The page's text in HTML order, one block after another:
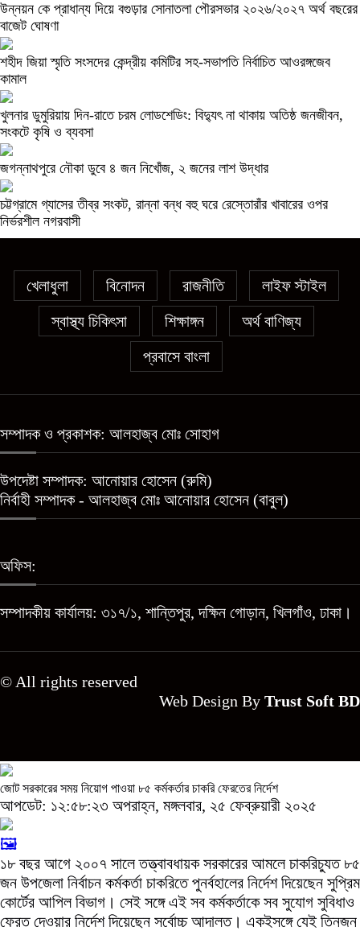
উন্নয়ন কে প্রাধান্য দিয়ে বগুড়ার সোনাতলা পৌরসভার ২০২৬/২০২৭ অর্থ বছরের
বাজেট ঘোষণা
শহীদ জিয়া স্মৃতি সংসদের কেন্দ্রীয় কমিটির সহ-সভাপতি নির্বাচিত আওরঙ্গজেব
কামাল
খুলনার ডুমুরিয়ায় দিন-রাতে চরম লোডশেডিং: বিদ্যুৎ না থাকায় অতিষ্ঠ জনজীবন,
সংকটে কৃষি ও ব্যবসা
জগন্নাথপুরে নৌকা ডুবে ৪ জন নিখোঁজ, ২ জনের লাশ উদ্ধার
চট্টগ্রামে গ্যাসের তীব্র সংকট, রান্না বন্ধ বহু ঘরে রেস্তোরাঁর খাবারের ওপর
নির্ভরশীল নগরবাসী
খেলাধুলা বিনোদন রাজনীতি
লাইফ স্টাইল
স্বাস্থ্য চিকিৎসা
শিক্ষাঙ্গন
অর্থ বাণিজ্য
প্রবাসে বাংলা
সম্পাদক ও প্রকাশক: আলহাজ্ব মোঃ সোহাগ
উপদেষ্টা সম্পাদক: আনোয়ার হোসেন (রুমি)
নির্বাহী সম্পাদক - আলহাজ্ব মোঃ আনোয়ার হোসেন (বাবুল)
অফিস:
সম্পাদকীয় কার্যালয়: ৩১৭/১, শান্তিপুর, দক্ষিন গোড়ান, খিলগাঁও, ঢাকা।
© All rights reserved
Web Design By Trust Soft BD
জোট সরকারের সময় নিয়োগ পাওয়া ৮৫ কর্মকর্তার চাকরি ফেরতের নির্দেশ
আপডেট: ১২:৫৮:২৩ অপরাহ্ন, মঙ্গলবার, ২৫ ফেব্রুয়ারী ২০২৫
🖼️
১৮ বছর আগে ২০০৭ সালে তত্ত্বাবধায়ক সরকারের আমলে চাকরিচ্যুত ৮৫
জন উপজেলা নির্বাচন কর্মকর্তা চাকরিতে পুনর্বহালের নির্দেশ দিয়েছেন সুপ্রিম
কোর্টের আপিল বিভাগ। সেই সঙ্গে এই সব কর্মকর্তাকে সব সুযোগ সুবিধাও
ফেরত দেওয়ার নির্দেশ দিয়েছেন সর্বোচ্চ আদালত। একইসঙ্গে যেই তিনজন